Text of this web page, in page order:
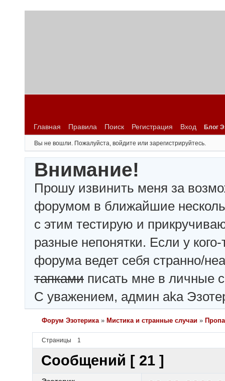
Главная Правила Поиск Регистрация Вход Блог
Вы не вошли. Пожалуйста, войдите или зарегистрируйтесь.
Внимание!
Прошу извинить меня за
форумом в ближайшие
с этим тестирую и
разные непонятки. Если у
форума ведет себя странно/
тапками писать мне в личные
С уважением, админ aka
Форум Эзотерика » Мистика и странные случаи »
Страницы 1
Сообщений [ 21 ]